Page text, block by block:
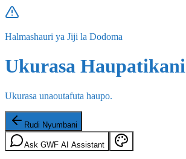
Halmashauri ya Jiji la Dodoma
Ukurasa Haupatikani
Ukurasa unaoutafuta haupo.
Rudi Nyumbani
Ask GWF AI Assistant